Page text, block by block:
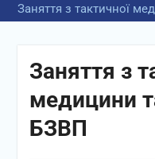
Заняття з тактичної
Заняття з
медицини
БЗВП